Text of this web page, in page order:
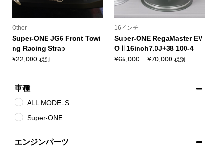
Other
Super-ONE JG6 Front Towi
ng Racing Strap
¥22,000 税別
16インチ
Super-ONE RegaMaster EV
OⅡ16inch7.0J+38 100-4
¥65,000 –¥70,000価
¥65,000
税別
車種
ALL MODELS
Super-ONE
エンジンパーツ